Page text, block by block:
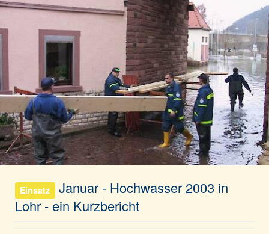
Einsatz
Januar - Hochwasser 2003 in
Lohr - ein Kurzbericht